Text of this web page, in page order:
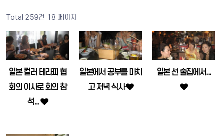
Total 259건 18 페이지
일본 컬러 테라피 협
회의 이사로 회의 참
석...
일본에서 공부를 마치
고 저녁 식사
일본 선 술집에서...